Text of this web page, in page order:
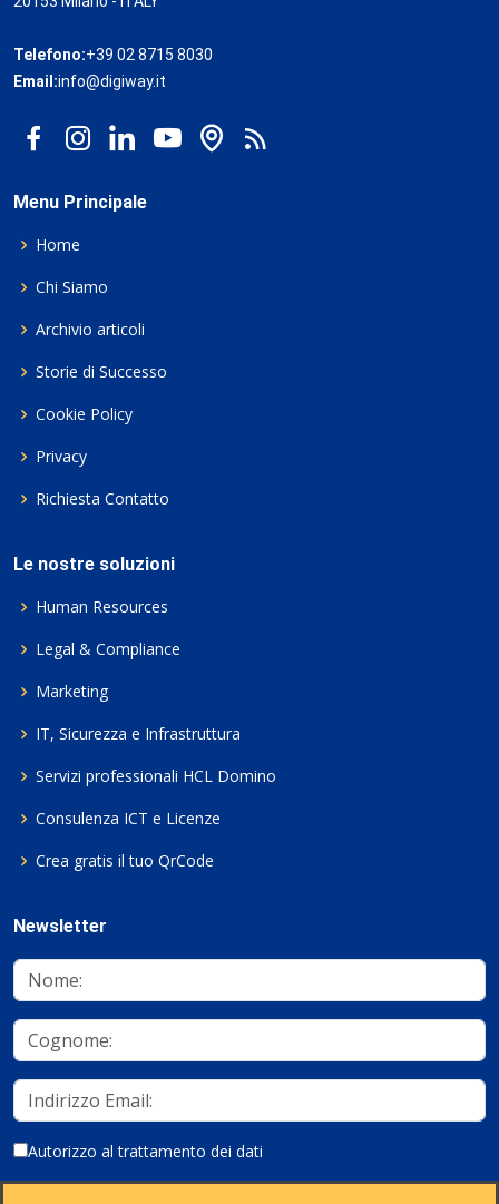
Telefono:+39 02 8715 8030
Email:info@digiway.it
Menu Principale
Home
Chi Siamo
Archivio articoli
Storie di Successo
Cookie Policy
Privacy
Richiesta Contatto
Le nostre soluzioni
Human Resources
Legal & Compliance
Marketing
IT, Sicurezza e Infrastruttura
Servizi professionali HCL Domino
Consulenza ICT e Licenze
Crea gratis il tuo QrCode
Newsletter
Autorizzo al trattamento dei dati